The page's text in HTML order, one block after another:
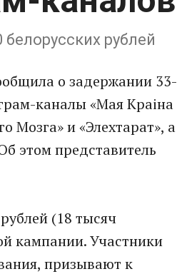
рублей
о задержании 33-
каналы «Мая Краiна
Мозга» и «Элехтарат», а
этом представитель
(18 тысяч
кампании. Участники
призывают к